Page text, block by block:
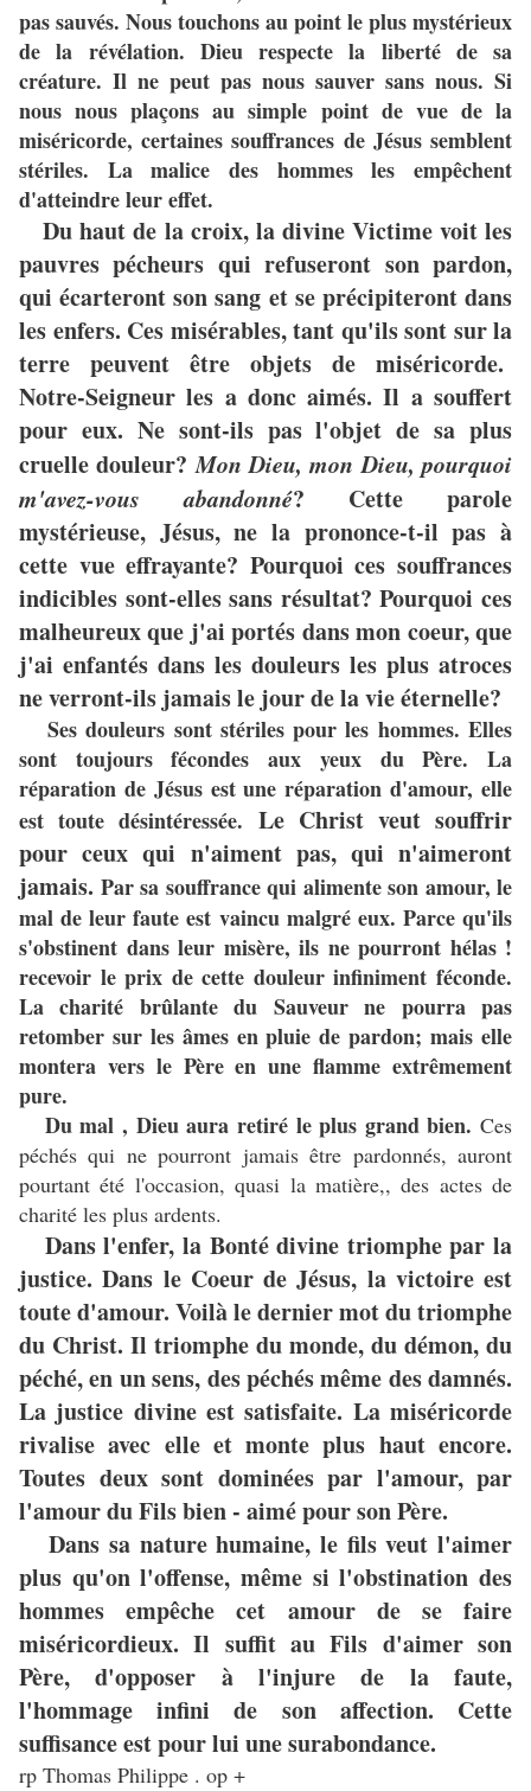
pas sauvés. Nous touchons au point le plus mystérieux
de la révélation. Dieu respecte la liberté de sa
créature. Il ne peut pas nous sauver sans nous. Si
nous nous plaçons au simple point de vue de la
miséricorde, certaines souffrances de Jésus semblent
stériles. La malice des hommes les empêchent
d'atteindre leur effet.
Du haut de la croix, la divine Victime voit les
pauvres pécheurs qui refuseront son pardon,
qui écarteront son sang et se précipiteront dans
les enfers. Ces misérables, tant qu'ils sont sur la
terre peuvent être objets de miséricorde.
Notre-Seigneur les a donc aimés. Il a souffert
pour eux. Ne sont-ils pas l'objet de sa plus
cruelle douleur?Mon Dieu, mon Dieu, pourquoi
m'avez-vous abandonné? Cette parole
mystérieuse, Jésus, ne la prononce-t-il pas à
cette vue effrayante? Pourquoi ces souffrances
indicibles sont-elles sans résultat? Pourquoi ces
malheureux que j'ai portés dans mon coeur, que
j'ai enfantés dans les douleurs les plus atroces
ne verront-ils jamais le jour de la vie éternelle?
Ses douleurs sont stériles pour les hommes. Elles
sont toujours fécondes aux yeux du Père. La
réparation de Jésus est une réparation d'amour, elle
est toute désintéressée. Le Christ veut souffrir
pour ceux qui n'aiment pas, qui n'aimeront
jamais. Par sa souffrance qui alimente son amour, le
mal de leur faute est vaincu malgré eux. Parce qu'ils
s'obstinent dans leur misère, ils ne pourront hélas !
recevoir le prix de cette douleur infiniment féconde.
La charité brûlante du Sauveur ne pourra pas
retomber sur les âmes en pluie de pardon; mais elle
montera vers le Père en une flamme extrêmement
pure.
Du mal , Dieu aura retiré le plus grand bien. Ces
péchés qui ne pourront jamais être pardonnés, auront
pourtant été l'occasion, quasi la matière,, des actes de
charité les plus ardents.
Dans l'enfer, la Bonté divine triomphe par la
justice. Dans le Coeur de Jésus, la victoire est
toute d'amour. Voilà le dernier mot du triomphe
du Christ. Il triomphe du monde, du démon, du
péché, en un sens, des péchés même des damnés.
La justice divine est satisfaite. La miséricorde
rivalise avec elle et monte plus haut encore.
Toutes deux sont dominées par l'amour, par
l'amour du Fils bien - aimé pour son Père.
Dans sa nature humaine, le fils veut l'aimer
plus qu'on l'offense, même si l'obstination des
hommes empêche cet amour de se faire
miséricordieux. Il suffit au Fils d'aimer son
Père, d'opposer à l'injure de la faute,
l'hommage infini de son affection. Cette
suffisance est pour lui une surabondance.
rp Thomas Philippe . op +